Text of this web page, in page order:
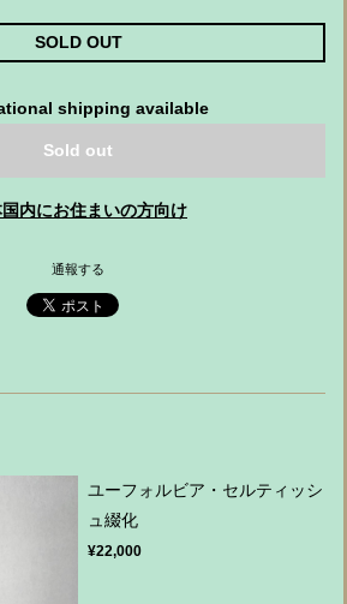
SOLD OUT
shipping available
Sold out
国内にお住まいの方向け
通報する
ユーフォルビア・セルティッシ
ュ綴化
¥22,000